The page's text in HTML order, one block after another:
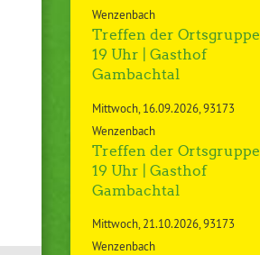
Wenzenbach
Treffen der Ortsgruppe |
19 Uhr | Gasthof
Gambachtal
Mittwoch 16.09.2026 93173
Wenzenbach
Treffen der Ortsgruppe |
19 Uhr | Gasthof
Gambachtal
Mittwoch 21.10.2026 93173
Wenzenbach